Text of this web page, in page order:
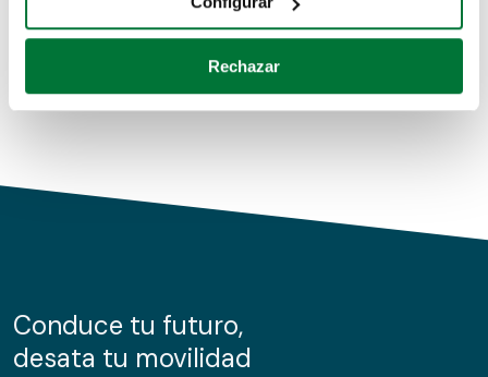
Identificar su dispositivo analizándolo activamente
para buscar características específicas (huellas
Obtenga más información sobre cómo se procesan sus
de cookies.
información sobre el uso que haga del sitio web con
nuestros partners de redes sociales, publicidad y análisis
Rechazar
Conduce tu futuro,
desata tu movilidad